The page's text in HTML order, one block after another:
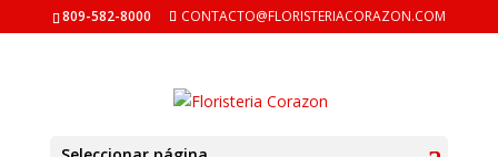
809-582-8000 CONTACTO@FLORISTERIACORAZON.COM